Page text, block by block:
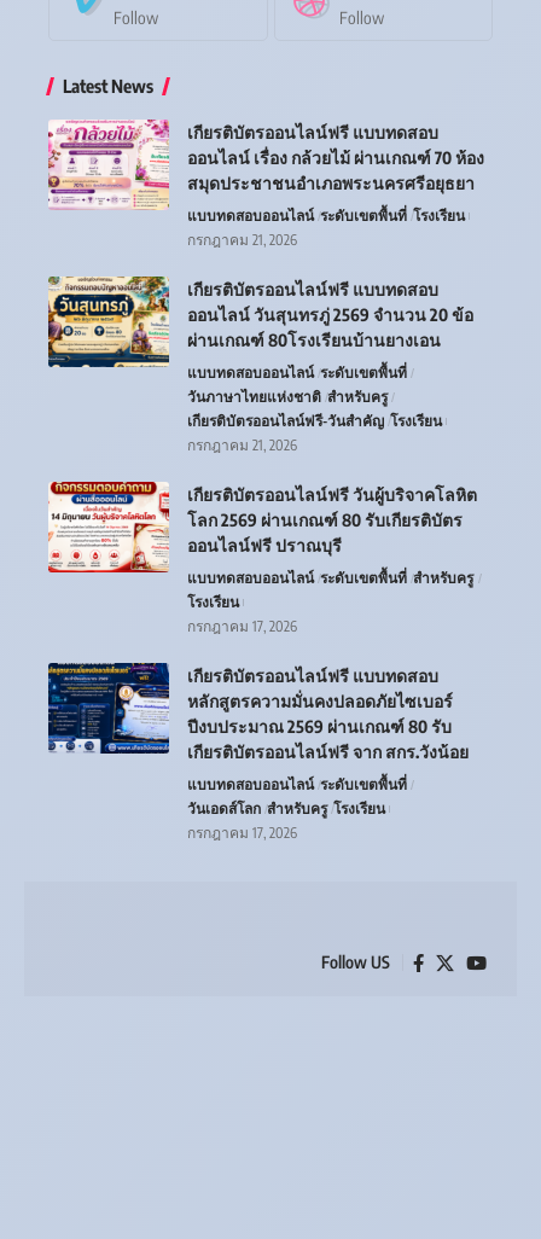
Follow Follow
Latest News
เกียรติบัตรออนไลน์ฟรี แบบทดสอบ
ออนไลน์ เรื่อง กล้วยไม้ ผ่านเกณฑ์ 70 ห้อง
สมุดประชาชนอำเภอพระนครศรีอยุธยา
แบบทดสอบออนไลน์ ระดับเขตพื้นที่ โรงเรียน
กรกฎาคม 21, 2026
เกียรติบัตรออนไลน์ฟรี แบบทดสอบ
ออนไลน์ วันสุนทรภู่ 2569 จำนวน 20 ข้อ
ผ่านเกณฑ์ 80โรงเรียนบ้านยางเอน
แบบทดสอบออนไลน์ ระดับเขตพื้นที่
วันภาษาไทยแห่งชาติ สำหรับครู
เกียรติบัตรออนไลน์ฟรี-วันสำคัญ โรงเรียน
กรกฎาคม 21, 2026
เกียรติบัตรออนไลน์ฟรี วันผู้บริจาคโลหิต
โลก 2569 ผ่านเกณฑ์ 80 รับเกียรติบัตร
ออนไลน์ฟรี ปราณบุรี
แบบทดสอบออนไลน์ ระดับเขตพื้นที่ สำหรับครู
โรงเรียน
กรกฎาคม 17, 2026
เกียรติบัตรออนไลน์ฟรี แบบทดสอบ
หลักสูตรความมั่นคงปลอดภัยไซเบอร์
ปีงบประมาณ 2569 ผ่านเกณฑ์ 80 รับ
เกียรติบัตรออนไลน์ฟรี จาก สกร.วังน้อย
แบบทดสอบออนไลน์ ระดับเขตพื้นที่
วันเอดส์โลก สำหรับครู โรงเรียน
กรกฎาคม 17, 2026
Follow US